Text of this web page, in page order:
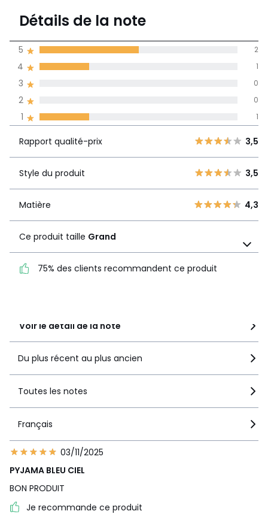
3,8
de moyenne
obtenue sur
1
3
3,5
produit
3,5
Matière 4,3
Voir le détail de la note
Détails de la note
1 1
2 0
3 0
4 1
5 2
Rapport qualité-prix 3,5
Style du produit 3,5
Matière 4,3
Ce produit taille Grand
75% des clients recommandent ce produit
Du plus récent au plus ancien
Toutes les notes
Français
03/11/2025
PYJAMA BLEU CIEL
BON PRODUIT
Je recommande ce produit